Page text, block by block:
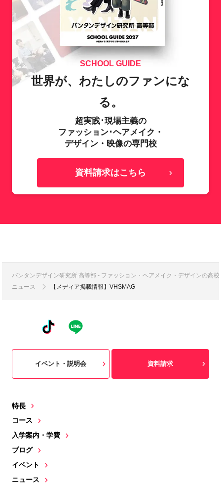
SCHOOL GUIDE
世界が、わたしのファンにな
る。
超実践･現場主義の
ファッション･ヘアメイク・
デザイン・映像の専門校
資料請求はこちら
バンタンデザイン研究所 高等部 - ファッション・ヘアメイク・デザインの高
ニュース
【メディア掲載情報】VHSMAG
特長
コース
入学案内・学費
ブログ
イベント
ニュース
イベント・説明会 資料請求